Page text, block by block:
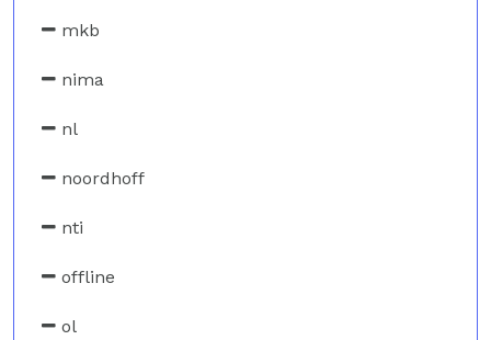
mkb
nima
nl
noordhoff
nti
offline
ol